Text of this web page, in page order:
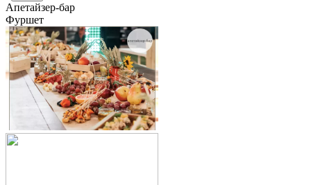
Апетайзер-бар
Фуршет